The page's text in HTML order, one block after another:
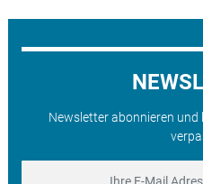
Newsletter abonnieren und